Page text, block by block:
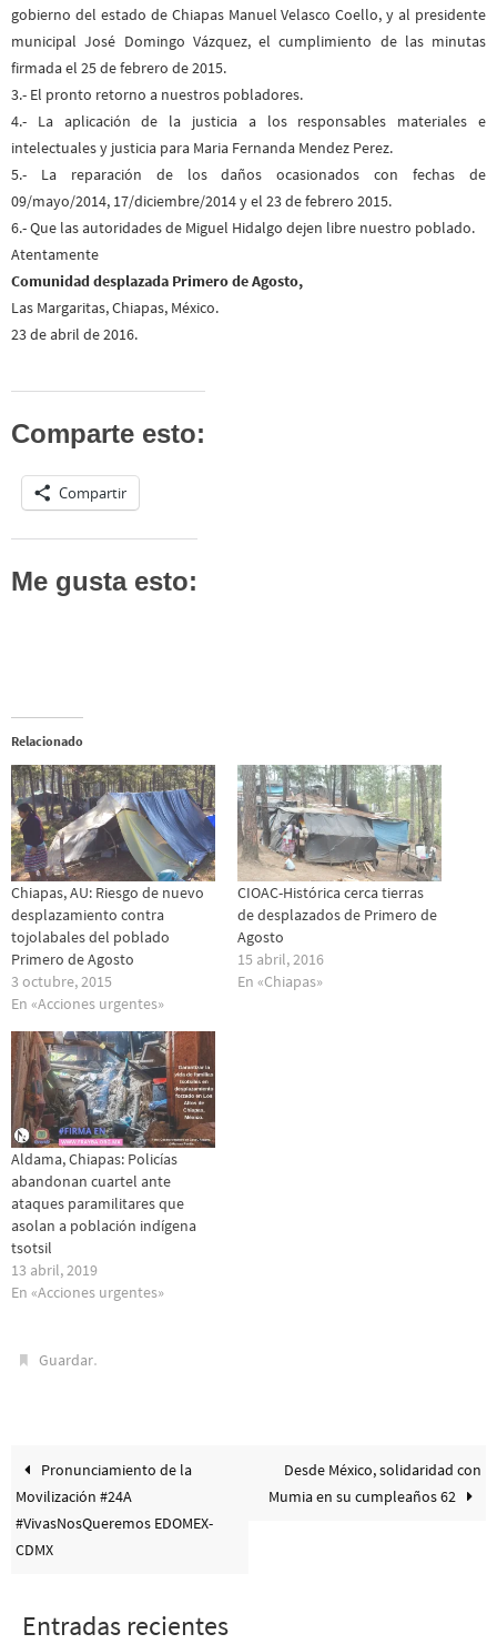
gobierno del estado de Chiapas Manuel Velasco Coello, y al presidente
municipal José Domingo Vázquez, el cumplimiento de las minutas
firmada el 25 de febrero de 2015.
3.- El pronto retorno a nuestros pobladores.
4.- La aplicación de la justicia a los responsables materiales e
intelectuales y justicia para Maria Fernanda Mendez Perez.
5.- La reparación de los daños ocasionados con fechas de
09/mayo/2014, 17/diciembre/2014 y el 23 de febrero 2015.
6.- Que las autoridades de Miguel Hidalgo dejen libre nuestro poblado.
Atentamente
Comunidad desplazada Primero de Agosto,
Las Margaritas, Chiapas, México.
23 de abril de 2016.
Comparte esto:
Compartir
Me gusta esto:
Relacionado
Chiapas, AU: Riesgo de nuevo
desplazamiento contra
tojolabales del poblado
Primero de Agosto
3 octubre, 2015
En «Acciones urgentes»
CIOAC-Histórica cerca tierras
de desplazados de Primero de
Agosto
15 abril, 2016
En «Chiapas»
Aldama, Chiapas: Policías
abandonan cuartel ante
ataques paramilitares que
asolan a población indígena
tsotsil
13 abril, 2019
En «Acciones urgentes»
Guardar.
Pronunciamiento de la
Movilización #24A
#VivasNosQueremos EDOMEX-
CDMX
Desde México, solidaridad con
Mumia en su cumpleaños 62
Entradas recientes